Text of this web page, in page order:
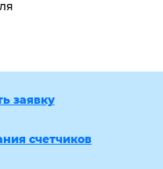
заявку
счетчиков